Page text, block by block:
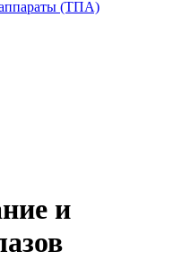
(ТПА)
и